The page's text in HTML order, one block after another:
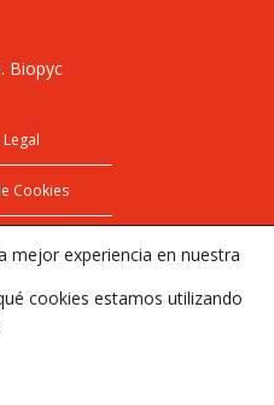
Biopyc
Cookies
mejor experiencia en nuestra
cookies estamos utilizando